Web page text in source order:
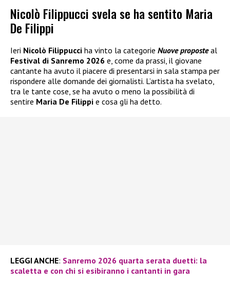
Nicolò Filippucci svela se ha sentito Maria
De Filippi
Ieri Nicolò Filippucci ha vinto la categorie Nuove proposteal
Festival di Sanremo 2026 e, come da prassi, il giovane
cantante ha avuto il piacere di presentarsi in sala stampa per
rispondere alle domande dei giornalisti. L’artista ha svelato,
tra le tante cose, se ha avuto o meno la possibilità di
sentire Maria De Filippi e cosa gli ha detto.
LEGGI ANCHE: Sanremo 2026 quarta serata duetti: la
scaletta e con chi si esibiranno i cantanti in gara